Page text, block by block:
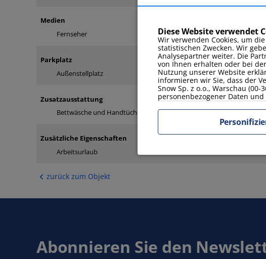
Medien
Fernseher
Internet
Parkplatz
Außenstellplatz
Zusatzausstattung
Bettwäsche und Handtücher
Gartenmöbel
Zusätzliche Eigenschaften
Arbeitsurlaub
zurück zum Objekt
Abonnieren Sie den
Diese Website verwendet
Wir verwenden Cookies, um
statistischen Zwecken. Wir
Analysepartner weiter. Die
von Ihnen erhalten oder bei
Nutzung unserer Website
informieren wir Sie, dass der
Snow Sp. z o.o., Warschau
personenbezogener Daten